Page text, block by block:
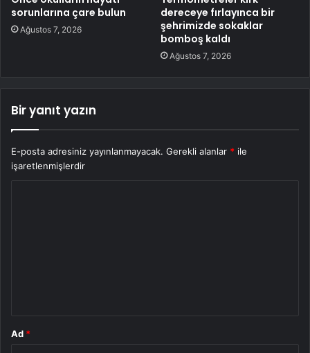
sorunlarına çare bulun
Ağustos 7, 2026
dereceye fırlayınca bir
şehrimizde sokaklar
bomboş kaldı
Ağustos 7, 2026
Bir yanıt yazın
E-posta adresiniz yayınlanmayacak. Gerekli alanlar * ile
işaretlenmişlerdir
Ad *